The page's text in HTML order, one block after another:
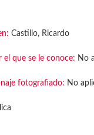
Castillo, Ricardo
que se le conoce: No
fotografiado: No